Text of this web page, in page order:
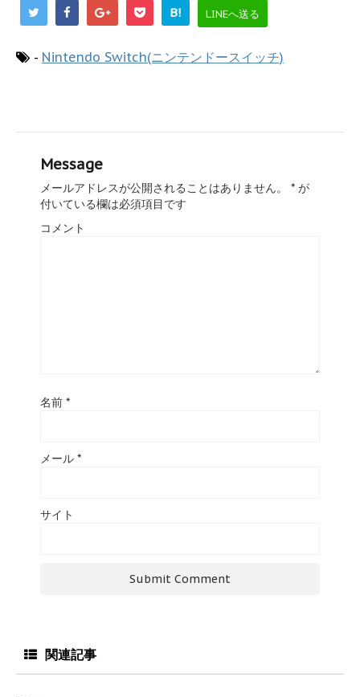
B! LINEへ送る
- Nintendo Switch(ニンテンドースイッチ)
Message
メールアドレスが公開されることはありません。 * が
付いている欄は必須項目です
コメント
名前 *
メール *
サイト
関連記事